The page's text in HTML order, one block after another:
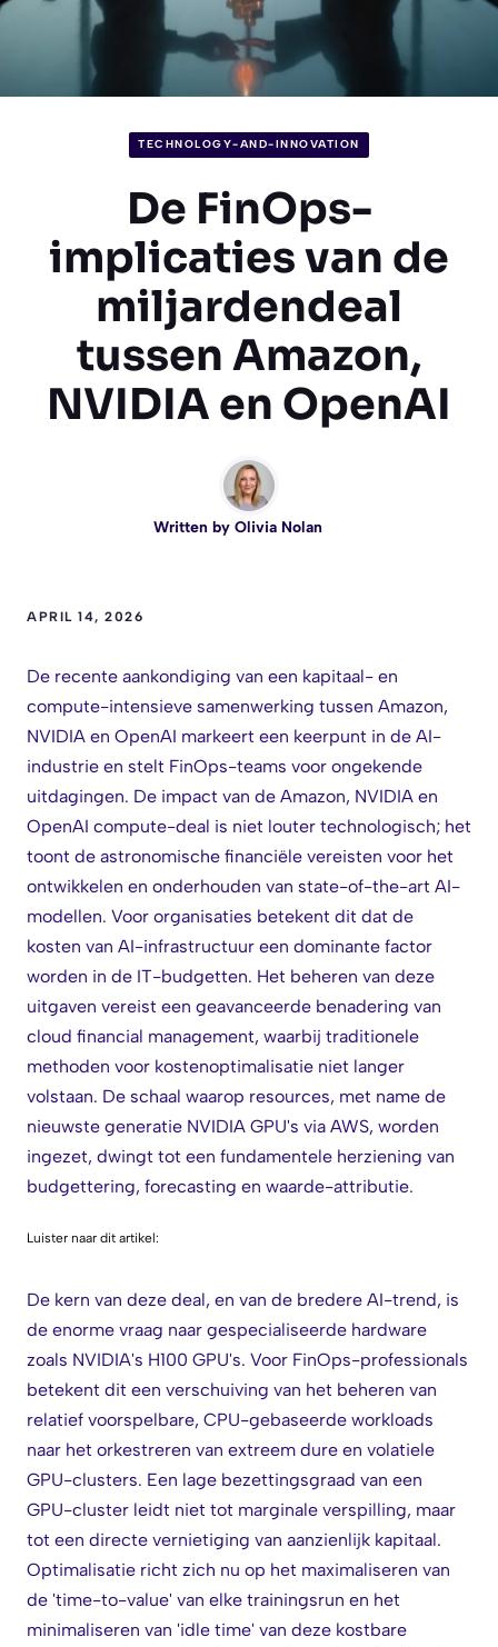
TECHNOLOGY-AND-INNOVATION
De FinOps-
implicaties van de
miljardendeal
tussen Amazon,
NVIDIA en OpenAI
Written by Olivia Nolan
APRIL 14, 2026
De recente aankondiging van een kapitaal- en
compute-intensieve samenwerking tussen Amazon,
NVIDIA en OpenAI markeert een keerpunt in de AI-
industrie en stelt FinOps-teams voor ongekende
uitdagingen. De impact van de Amazon, NVIDIA en
OpenAI compute-deal is niet louter technologisch; het
toont de astronomische financiële vereisten voor het
ontwikkelen en onderhouden van state-of-the-art AI-
modellen. Voor organisaties betekent dit dat de
kosten van AI-infrastructuur een dominante factor
worden in de IT-budgetten. Het beheren van deze
uitgaven vereist een geavanceerde benadering van
cloud financial management, waarbij traditionele
methoden voor kostenoptimalisatie niet langer
volstaan. De schaal waarop resources, met name de
nieuwste generatie NVIDIA GPU's via AWS, worden
ingezet, dwingt tot een fundamentele herziening van
budgettering, forecasting en waarde-attributie.
Luister naar dit artikel:
De kern van deze deal, en van de bredere AI-trend, is
de enorme vraag naar gespecialiseerde hardware
zoals NVIDIA's H100 GPU's. Voor FinOps-professionals
betekent dit een verschuiving van het beheren van
relatief voorspelbare, CPU-gebaseerde workloads
naar het orkestreren van extreem dure en volatiele
GPU-clusters. Een lage bezettingsgraad van een
GPU-cluster leidt niet tot marginale verspilling, maar
tot een directe vernietiging van aanzienlijk kapitaal.
Optimalisatie richt zich nu op het maximaliseren van
de 'time-to-value' van elke trainingsrun en het
minimaliseren van 'idle time' van deze kostbare